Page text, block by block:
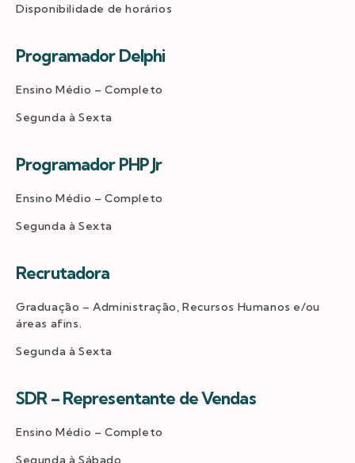
Disponibilidade de horários
Programador Delphi
Ensino Médio – Completo
Segunda à Sexta
Programador PHP Jr
Ensino Médio – Completo
Segunda à Sexta
Recrutadora
Graduação – Administração, Recursos Humanos e/ou
áreas afins.
Segunda à Sexta
SDR – Representante de Vendas
Ensino Médio – Completo